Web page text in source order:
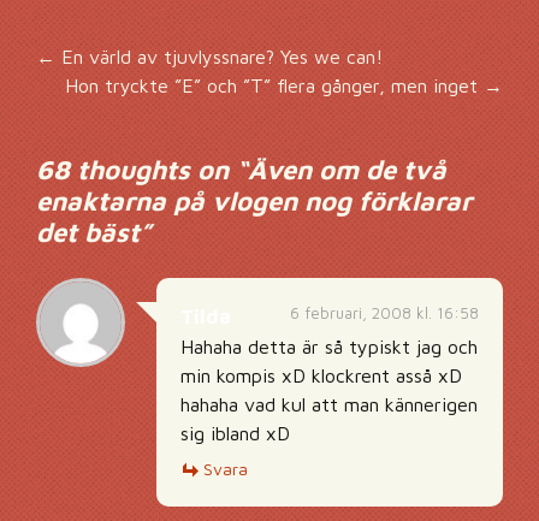
Inläggsnavigering
← En värld av tjuvlyssnare? Yes we can!
Hon tryckte ”E” och ”T” flera gånger, men inget →
68 thoughts on “Även om de två
enaktarna på vlogen nog förklarar
det bäst”
6 februari, 2008 kl. 16:58
Hahaha detta är så typiskt jag och
min kompis xD klockrent asså xD
hahaha vad kul att man kännerigen
sig ibland xD
Svara